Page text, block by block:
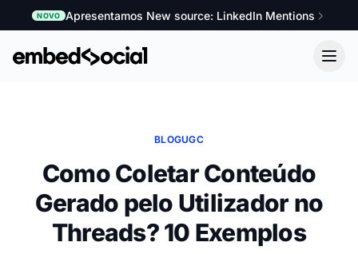
NOVO Apresentamos New source: LinkedIn Mentions
BLOGUGC
Como Coletar Conteúdo
Gerado pelo Utilizador no
Threads? 10 Exemplos